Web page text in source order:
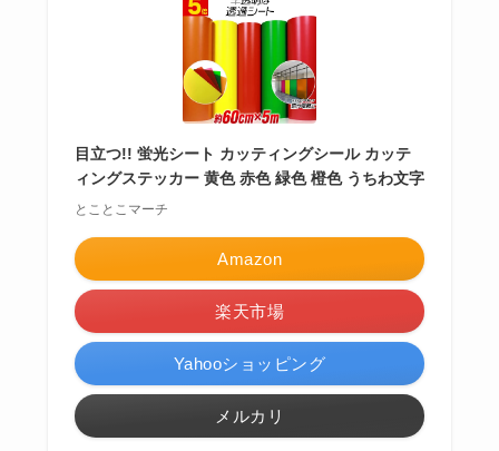
目立つ!! 蛍光シート カッティングシール カッテ
ィングステッカー 黄色 赤色 緑色 橙色 うちわ文字
とことこマーチ
Amazon
楽天市場
Yahooショッピング
メルカリ